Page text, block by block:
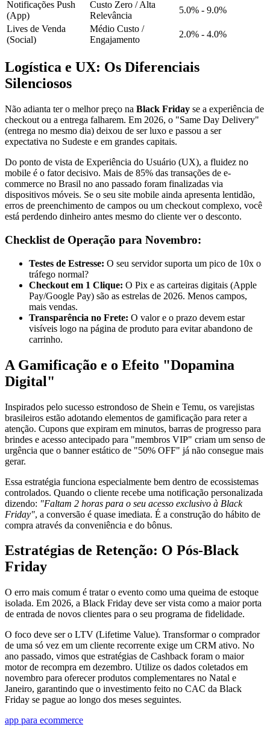
Notificações Push
(App)
Custo Zero / Alta
Relevância
5.0% - 9.0%
Lives de Venda
(Social)
Médio Custo /
Engajamento
2.0% - 4.0%
Logística e UX: Os Diferenciais
Silenciosos
Não adianta ter o melhor preço na Black Friday se a experiência de
checkout ou a entrega falharem. Em 2026, o "Same Day Delivery"
(entrega no mesmo dia) deixou de ser luxo e passou a ser
expectativa no Sudeste e em grandes capitais.
Do ponto de vista de Experiência do Usuário (UX), a fluidez no
mobile é o fator decisivo. Mais de 85% das transações de e-
commerce no Brasil no ano passado foram finalizadas via
dispositivos móveis. Se o seu site mobile ainda apresenta lentidão,
erros de preenchimento de campos ou um checkout complexo, você
está perdendo dinheiro antes mesmo do cliente ver o desconto.
Checklist de Operação para Novembro:
Testes de Estresse: O seu servidor suporta um pico de 10x o
tráfego normal?
Checkout em 1 Clique: O Pix e as carteiras digitais (Apple
Pay/Google Pay) são as estrelas de 2026. Menos campos,
mais vendas.
Transparência no Frete: O valor e o prazo devem estar
visíveis logo na página de produto para evitar abandono de
carrinho.
A Gamificação e o Efeito "Dopamina
Digital"
Inspirados pelo sucesso estrondoso de Shein e Temu, os varejistas
brasileiros estão adotando elementos de gamificação para reter a
atenção. Cupons que expiram em minutos, barras de progresso para
brindes e acesso antecipado para "membros VIP" criam um senso de
urgência que o banner estático de "50% OFF" já não consegue mais
gerar.
Essa estratégia funciona especialmente bem dentro de ecossistemas
controlados. Quando o cliente recebe uma notificação personalizada
dizendo: "Faltam 2 horas para o seu acesso exclusivo à Black
Friday", a conversão é quase imediata. É a construção do hábito de
compra através da conveniência e do bônus.
Estratégias de Retenção: O Pós-Black
Friday
O erro mais comum é tratar o evento como uma queima de estoque
isolada. Em 2026, a Black Friday deve ser vista como a maior porta
de entrada de novos clientes para o seu programa de fidelidade.
O foco deve ser o LTV (Lifetime Value). Transformar o comprador
de uma só vez em um cliente recorrente exige um CRM ativo. No
ano passado, vimos que estratégias de Cashback foram o maior
motor de recompra em dezembro. Utilize os dados coletados em
novembro para oferecer produtos complementares no Natal e
Janeiro, garantindo que o investimento feito no CAC da Black
Friday se pague ao longo dos meses seguintes.
app para ecommerce